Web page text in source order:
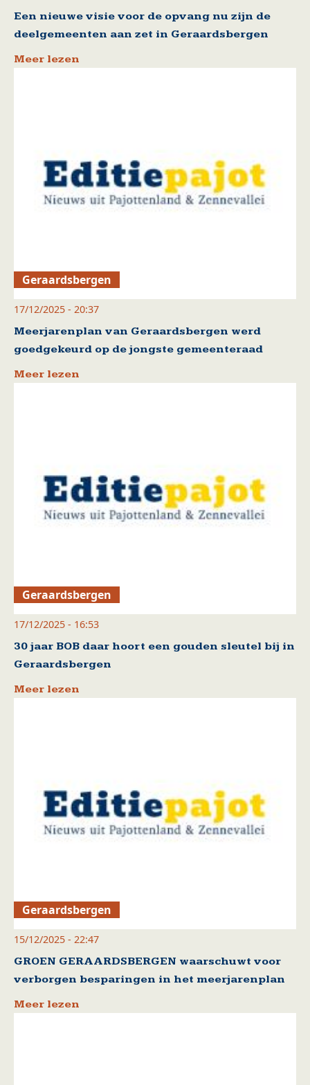
Een nieuwe visie voor de opvang nu zijn de
deelgemeenten aan zet in Geraardsbergen
Meer lezen
Geraardsbergen
17/12/2025 - 20:37
Meerjarenplan van Geraardsbergen werd
goedgekeurd op de jongste gemeenteraad
Meer lezen
Geraardsbergen
17/12/2025 - 16:53
30 jaar BOB daar hoort een gouden sleutel bij in
Geraardsbergen
Meer lezen
Geraardsbergen
15/12/2025 - 22:47
GROEN GERAARDSBERGEN waarschuwt voor
verborgen besparingen in het meerjarenplan
Meer lezen